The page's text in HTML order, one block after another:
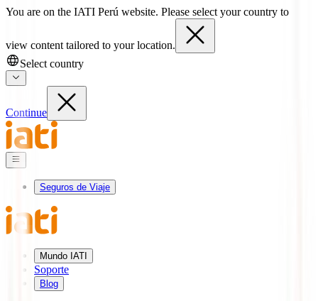
You are on the IATI Perú website. Please select your country to
view content tailored to your location.
Select country
Continue
Seguros de Viaje
Mundo IATI
Soporte
Blog